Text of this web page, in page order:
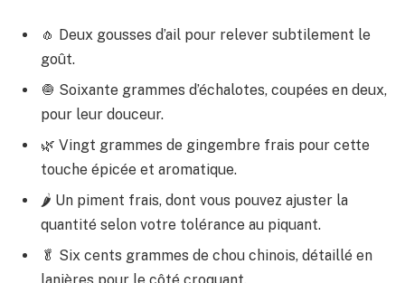
🧄 Deux gousses d’ail pour relever subtilement le
goût.
🧅 Soixante grammes d’échalotes, coupées en deux,
pour leur douceur.
🌿 Vingt grammes de gingembre frais pour cette
touche épicée et aromatique.
🌶️ Un piment frais, dont vous pouvez ajuster la
quantité selon votre tolérance au piquant.
🥬 Six cents grammes de chou chinois, détaillé en
lanières pour le côté croquant.